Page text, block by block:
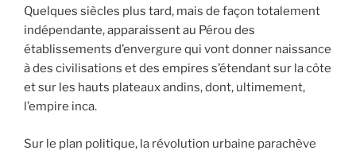
Quelques siècles plus tard, mais de façon totalement
indépendante, apparaissent au Pérou des
établissements d’envergure qui vont donner naissance
à des civilisations et des empires s’étendant sur la côte
et sur les hauts plateaux andins, dont, ultimement,
l’empire inca.
Sur le plan politique, la révolution urbaine parachève